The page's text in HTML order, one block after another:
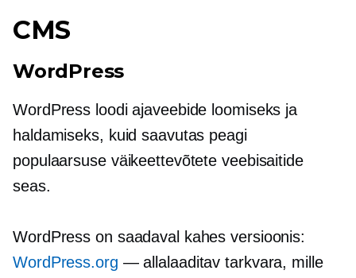
CMS
WordPress
WordPress loodi ajaveebide loomiseks ja
haldamiseks, kuid saavutas peagi
populaarsuse väikeettevõtete veebisaitide
seas.
WordPress on saadaval kahes versioonis:
WordPress.org — allalaaditav tarkvara, mille